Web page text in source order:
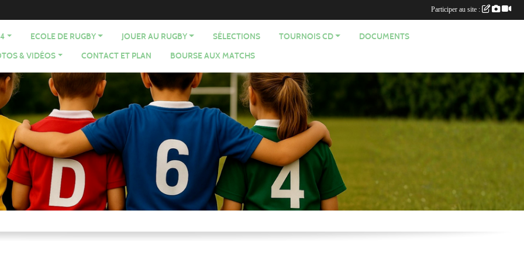
ECOLE DE RUGBY JOUER AU RUGBY SÉLECTIONS TOURNOIS CD
DOCUMENTS
& VIDÉOS CONTACT ET PLAN BOURSE AUX MATCHS
Participer au site :